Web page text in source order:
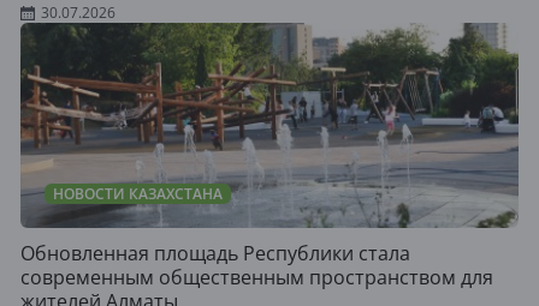
30.07.2026
НОВОСТИ КАЗАХСТАНА
Обновленная площадь Республики стала
современным общественным пространством для
жителей Алматы